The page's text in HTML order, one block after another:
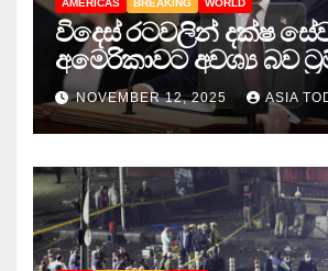
AMERICAS BREAKING WORLD
විදෙස් රටවලින් දක්ෂ
අමෙරිකාවට අවශ්‍ය බව
NOVEMBER 12, 2025 ASIA